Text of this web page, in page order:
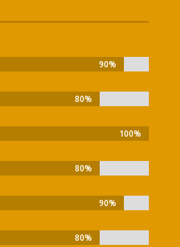
90%
90%
80%
80%
100%
100%
80%
80%
90%
90%
80%
80%